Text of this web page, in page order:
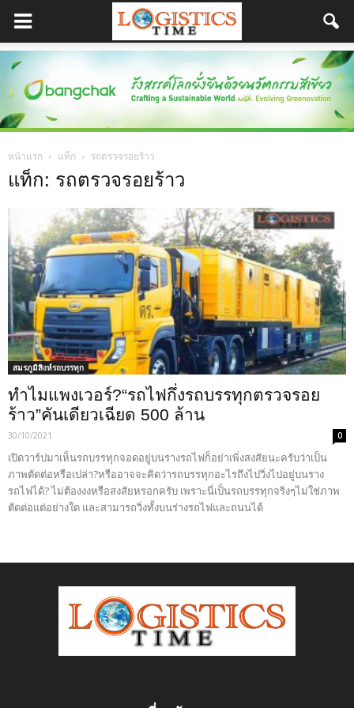
หน้าแรก แท็ก รถตรวจรอยร้าว
แท็ก: รถตรวจรอยร้าว
สมรภูมิสิงห์รถบรรทุก
ทำไมแพงเวอร์?“รถไฟกึ่งรถบรรทุกตรวจรอย
ร้าว”คันเดียวเฉียด 500 ล้าน
30/10/2021 0
เปิดวาร์ปมาเห็นรถบรรทุกจอดอยู่บนรางรถไฟก็อย่าเพิ่งสงสัยนะครับว่าเป็น
ภาพตัดต่อหรือเปล่า?หรืออาจจะคิดว่ารถบรรทุกอะไรถึงไปวิ่งไปอยู่บนราง
รถไฟได้? ไม่ต้องงงหรือสงสัยหรอกครับ เพราะนี่เป็นรถบรรทุกจริงๆไม่ใช่ภาพ
ตัดต่อแต่อย่างใด และสามารถวิ่งทั้งบนร่างรถไฟและถนนได้